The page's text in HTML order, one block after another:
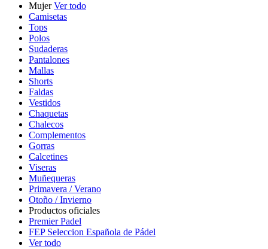
MujerVer todo
Camisetas
Tops
Polos
Sudaderas
Pantalones
Mallas
Shorts
Faldas
Vestidos
Chaquetas
Chalecos
Complementos
Gorras
Calcetines
Viseras
Muñequeras
Primavera / Verano
Otoño / Invierno
Productos oficiales
Premier Padel
FEP Seleccion Española de Pádel
Ver todo